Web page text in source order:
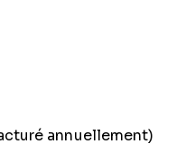
annuellement)